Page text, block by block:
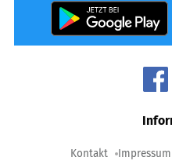
Kontakt Impressum